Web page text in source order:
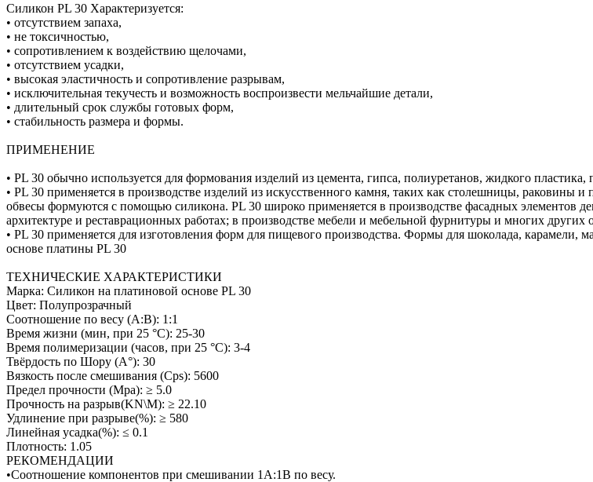
Силикон PL 30 Характеризуется:
• отсутствием запаха,
• не токсичностью,
• сопротивлением к воздействию щелочами,
• отсутствием усадки,
• высокая эластичность и сопротивление разрывам,
• исключительная текучесть и возможность воспроизвести мельчайшие детали,
• длительный срок службы готовых форм,
• стабильность размера и формы.
ПРИМЕНЕНИЕ
• PL 30 обычно используется для формования изделий из цемента, гипса, полиуретанов, жидкого
• PL 30 применяется в производстве изделий из искусственного камня, таких как столешницы,
обвесы формуются с помощью силикона. PL 30 широко применяется в производстве фасадных элементов
архитектуре и реставрационных работах; в производстве мебели и мебельной фурнитуры и многих других
• PL 30 применяется для изготовления форм для пищевого производства. Формы для шоколада, карамели,
основе платины PL 30
ТЕХНИЧЕСКИЕ ХАРАКТЕРИСТИКИ
Марка: Силикон на платиновой основе PL 30
Цвет: Полупрозрачный
Соотношение по весу (А:В): 1:1
Время жизни (мин, при 25 °C): 25-30
Время полимеризации (часов, при 25 °C): 3-4
Твёрдость по Шору (A°): 30
Вязкость после смешивания (Cps): 5600
Предел прочности (Mpa): ≥ 5.0
Прочность на разрыв(KN\M): ≥ 22.10
Удлинение при разрыве(%): ≥ 580
Линейная усадка(%): ≤ 0.1
Плотность: 1.05
РЕКОМЕНДАЦИИ
•Соотношение компонентов при смешивании 1А:1В по весу.